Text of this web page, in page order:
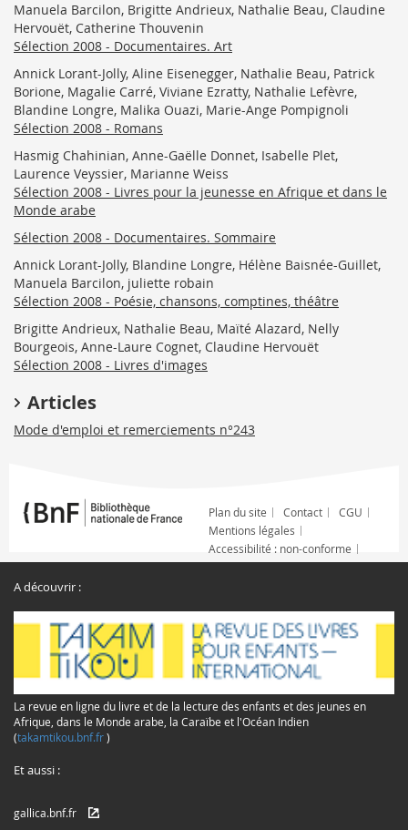
Manuela Barcilon, Brigitte Andrieux, Nathalie Beau, Claudine
Hervouët, Catherine Thouvenin
Sélection 2008 - Documentaires. Art
Annick Lorant-Jolly, Aline Eisenegger, Nathalie Beau, Patrick
Borione, Magalie Carré, Viviane Ezratty, Nathalie Lefèvre,
Blandine Longre, Malika Ouazi, Marie-Ange Pompignoli
Sélection 2008 - Romans
Hasmig Chahinian, Anne-Gaëlle Donnet, Isabelle Plet,
Laurence Veyssier, Marianne Weiss
Sélection 2008 - Livres pour la jeunesse en Afrique et dans le
Monde arabe
Sélection 2008 - Documentaires. Sommaire
Annick Lorant-Jolly, Blandine Longre, Hélène Baisnée-Guillet,
Manuela Barcilon, juliette robain
Sélection 2008 - Poésie, chansons, comptines, théâtre
Brigitte Andrieux, Nathalie Beau, Maïté Alazard, Nelly
Bourgeois, Anne-Laure Cognet, Claudine Hervouët
Sélection 2008 - Livres d'images
Articles
Mode d'emploi et remerciements n°243
Plan du site Contact
CGU
Mentions légales
Accessibilité : non-conforme
A découvrir :
La revue en ligne du livre et de la lecture des enfants et des jeunes en
Afrique, dans le Monde arabe, la Caraïbe et l'Océan Indien
(takamtikou.bnf.fr)
Et aussi :
gallica.bnf.fr